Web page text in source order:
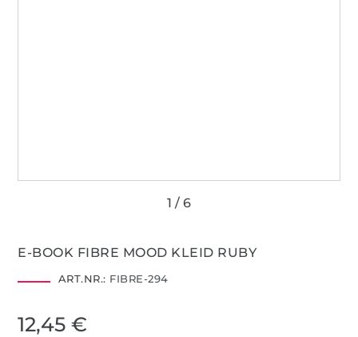
E-BOOK FIBRE MOOD KLEID RUBY
ART.NR.: FIBRE-294
12,45 €